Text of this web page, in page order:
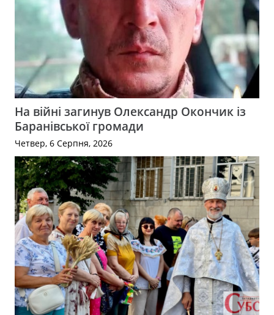
На війні загинув Олександр Окончик із
Баранівської громади
Четвер, 6 Серпня, 2026